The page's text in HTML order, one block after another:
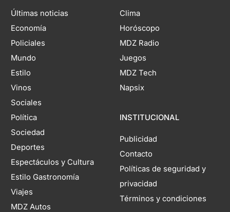
Últimas noticias
Economía
Policiales
Mundo
Estilo
Vinos
Sociales
Política
Sociedad
Deportes
Espectáculos y Cultura
Estilo Gastronomía
Viajes
MDZ Autos
Clima
Horóscopo
MDZ Radio
Juegos
MDZ Tech
Napsix
INSTITUCIONAL
Publicidad
Contacto
Políticas de seguridad y
privacidad
Términos y condiciones